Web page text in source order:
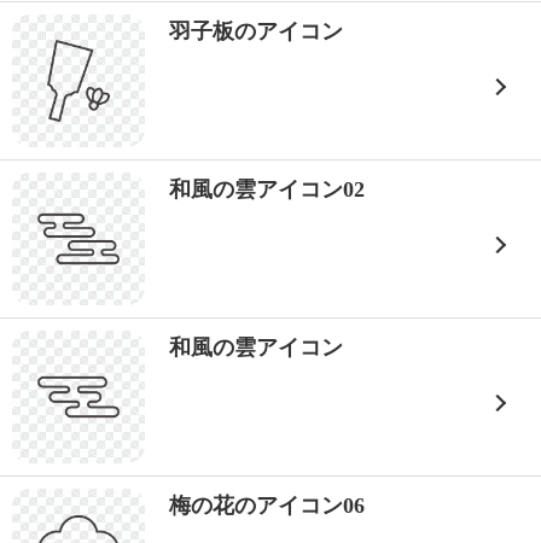
羽子板のアイコン
和風の雲アイコン02
和風の雲アイコン
梅の花のアイコン06